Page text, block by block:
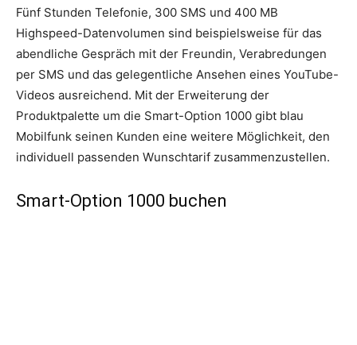
Fünf Stunden Telefonie, 300 SMS und 400 MB
Highspeed-Datenvolumen sind beispielsweise für das
abendliche Gespräch mit der Freundin, Verabredungen
per SMS und das gelegentliche Ansehen eines YouTube-
Videos ausreichend. Mit der Erweiterung der
Produktpalette um die Smart-Option 1000 gibt blau
Mobilfunk seinen Kunden eine weitere Möglichkeit, den
individuell passenden Wunschtarif zusammenzustellen.
Smart-Option 1000 buchen